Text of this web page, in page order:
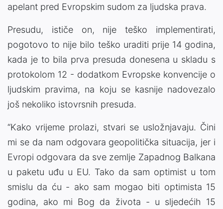
apelant pred Evropskim sudom za ljudska prava.
Presudu, ističe on, nije teško implementirati,
pogotovo to nije bilo teško uraditi prije 14 godina,
kada je to bila prva presuda donesena u skladu s
protokolom 12 - dodatkom Evropske konvencije o
ljudskim pravima, na koju se kasnije nadovezalo
još nekoliko istovrsnih presuda.
“Kako vrijeme prolazi, stvari se usložnjavaju. Čini
mi se da nam odgovara geopolitička situacija, jer i
Evropi odgovara da sve zemlje Zapadnog Balkana
u paketu uđu u EU. Tako da sam optimist u tom
smislu da ću - ako sam mogao biti optimista 15
godina, ako mi Bog da života - u sljedećih 15